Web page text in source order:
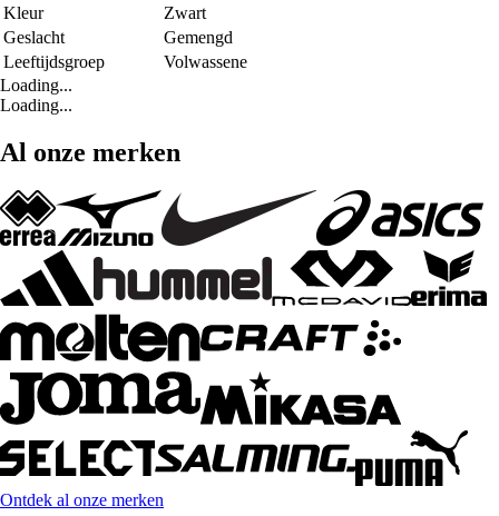
Kleur
Zwart
Geslacht
Gemengd
Leeftijdsgroep
Volwassene
Loading...
Loading...
Al onze merken
Ontdek al onze merken